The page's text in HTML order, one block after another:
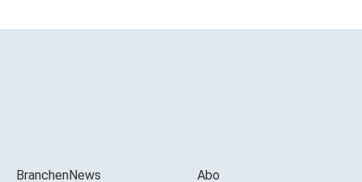
BranchenNews Abo